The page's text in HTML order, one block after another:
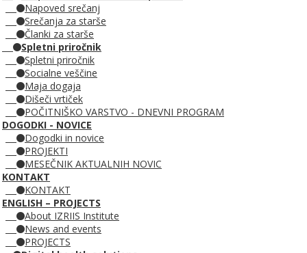
Napoved srečanj
Srečanja za starše
Članki za starše
Spletni priročnik
Spletni priročnik
Socialne veščine
Maja dogaja
Dišeči vrtiček
POČITNIŠKO VARSTVO - DNEVNI PROGRAM
DOGODKI - NOVICE
Dogodki in novice
PROJEKTI
MESEČNIK AKTUALNIH NOVIC
KONTAKT
KONTAKT
ENGLISH – PROJECTS
About IZRIIS Institute
News and events
PROJECTS